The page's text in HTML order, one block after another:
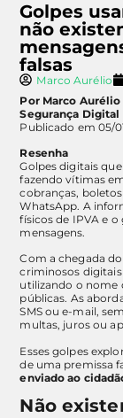
Golpes
não
falsas
Marco Aurélio
Por Marco
Segurança Digital
Publicado em 05/
Resenha
Golpes digitais
fazendo vítimas
cobranças,
WhatsApp. A
físicos de IPVA e
mensagens.
Com a chegada
criminosos
utilizando o nome
públicas. As
SMS ou e-mail,
multas, juros ou
Esses golpes
de uma premissa
enviado ao
Não